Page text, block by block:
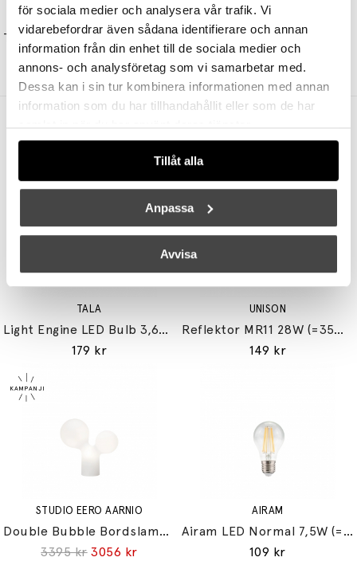
för sociala medier och analysera vår trafik. Vi
vidarebefordrar även sådana identifierare och annan
information från din enhet till de sociala medier och
annons- och analysföretag som vi samarbetar med.
Dessa kan i sin tur kombinera informationen med annan
information som du har tillhandahållit eller som de har
samlat in när du har använt deras tjänster.
Tillåt alla
Anpassa
Avvisa
&TRADITION
Tabata Vägglampa LN10 Deep Blue & Ivory
&TRADITION
Andra köpte även
TALA
Light Engine LED Bulb 3,6W (=33W) 2700K G9 Lightly Frosted
179 kr
UNISON
Reflektor MR11 28W (=35W) GU10
149 kr
STUDIO EERO AARNIO
Double Bubble Bordslampa Small
3395 kr 3056 kr
AIRAM
Airam LED Normal 7,5W (=60W) E27
109 kr